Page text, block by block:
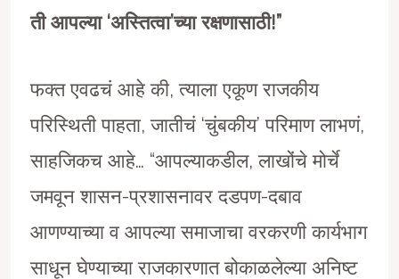
ती आपल्या ‘अस्तित्वा’च्या रक्षणासाठी!”
फक्त एवढचं आहे की, त्याला एकूण राजकीय
परिस्थिती पाहता, जातीचं ‘चुंबकीय’ परिमाण लाभणं,
साहजिकच आहे… “आपल्याकडील, लाखोंचे मोर्चे
जमवून शासन-प्रशासनावर दडपण-दबाव
आणण्याच्या व आपल्या समाजाचा वरकरणी कार्यभाग
साधून घेण्याच्या राजकारणात बोकाळलेल्या अनिष्ट